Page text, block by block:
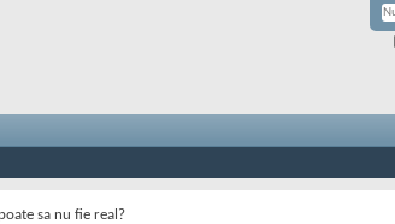
sa nu fie real?